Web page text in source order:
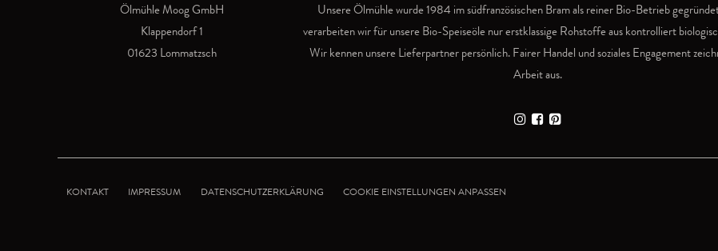
Ölmühle Moog GmbH
Klappendorf 1
01623 Lommatzsch
Unsere Ölmühle wurde 1984 im südfranzösischen Bram als reiner Bio-Betrieb
verarbeiten wir für unsere Bio-Speiseöle nur erstklassige Rohstoffe aus kontrolliert
Wir kennen unsere Lieferpartner persönlich. Fairer Handel und soziales Engagement
Arbeit aus.
KONTAKT IMPRESSUM DATENSCHUTZERKLÄRUNG COOKIE EINSTELLUNGEN ANPASSEN